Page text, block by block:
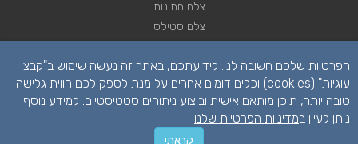
צלם חתונות
צלם סטילס
רחפן לחתונה
הפרטיות שלכם חשובה לנו. לידיעתכם, באתר זה נעשה שימוש ב"קבצי
עוגיות" (cookies) וכלים דומים אחרים על מנת לספק לכם חווית גלישה
טובה יותר, תוכן מותאם אישית וביצוע ניתוחים סטטיסטיים. למידע נוסף
ניתן לעיין במדיניות הפרטיות שלנו
קראתי